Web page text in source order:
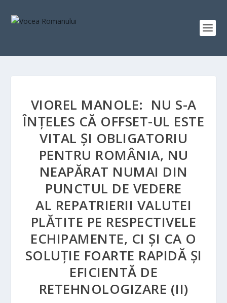
VIOREL MANOLE: NU S-A
ÎNȚELES CĂ OFFSET-UL ESTE
VITAL ȘI OBLIGATORIU
PENTRU ROMÂNIA, NU
NEAPĂRAT NUMAI DIN
PUNCTUL DE VEDERE
AL REPATRIERII VALUTEI
PLĂTITE PE RESPECTIVELE
ECHIPAMENTE, CI ȘI CA O
SOLUȚIE FOARTE RAPIDĂ ȘI
EFICIENTĂ DE
RETEHNOLOGIZARE (II)